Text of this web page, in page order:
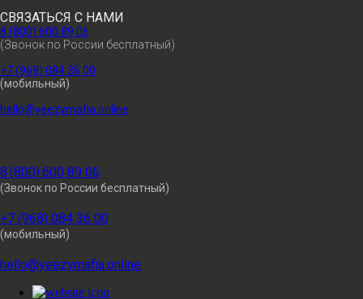
СВЯЗАТЬСЯ С НАМИ
8 (800) 600 89 06
(Звонок по России бесплатный)
+7 (968) 084 36 00
(мобильный)
hello@yeezymafia.online
8 (800) 600 89 06
(Звонок по России бесплатный)
+7 (968) 084 36 00
(мобильный)
hello@yeezymafia.online